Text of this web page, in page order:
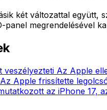
két változattal együtt,
panel megrendelésével
veszélyezteti Az Apple
Az Apple frissítette
az iPhone 17,